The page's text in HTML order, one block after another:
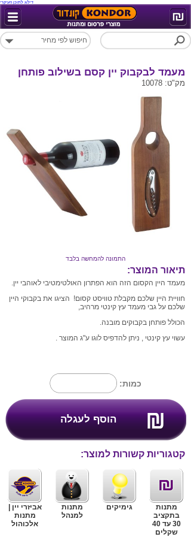
דילוג לתוכן העיקרי
מעמד לבקבוק יין קסם בשילוב פותחן
מק"ט: 10078
התמונה להמחשה בלבד
תיאור המוצר:
מעמד היין הקסום הזה הוא הפתרון האולטימטיבי לאוהבי יין.
חוויית היין שלכם מקבלת טוויסט קסום! הציגו את בקבוקי היין
שלכם על גבי מעמד עץ קינטי מרהיב,
הכולל פותחן בקבוקים מובנה.
עשוי עץ קינטי , ניתן להדפיס לוגו ע"ג המוצר .
כמות:
קטגוריות קשורות למוצר:
מתנות
בתקציב
30 עד 40
שקלים
גימיקים
מתנות
למנהל
אביזרי יין |
מתנות
אלכוהול